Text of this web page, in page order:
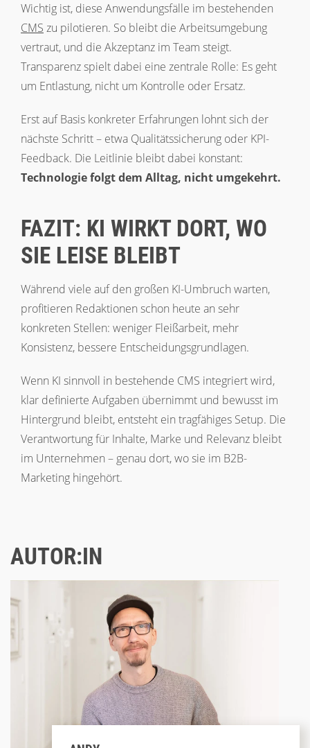
Wichtig ist, diese Anwendungsfälle im bestehenden
CMS zu pilotieren. So bleibt die Arbeitsumgebung
vertraut, und die Akzeptanz im Team steigt.
Transparenz spielt dabei eine zentrale Rolle: Es geht
um Entlastung, nicht um Kontrolle oder Ersatz.
Erst auf Basis konkreter Erfahrungen lohnt sich der
nächste Schritt – etwa Qualitätssicherung oder KPI-
Feedback. Die Leitlinie bleibt dabei konstant:
Technologie folgt dem Alltag, nicht umgekehrt.
FAZIT: KI WIRKT DORT, WO
SIE LEISE BLEIBT
Während viele auf den großen KI-Umbruch warten,
profitieren Redaktionen schon heute an sehr
konkreten Stellen: weniger Fleißarbeit, mehr
Konsistenz, bessere Entscheidungsgrundlagen.
Wenn KI sinnvoll in bestehende CMS integriert wird,
klar definierte Aufgaben übernimmt und bewusst im
Hintergrund bleibt, entsteht ein tragfähiges Setup. Die
Verantwortung für Inhalte, Marke und Relevanz bleibt
im Unternehmen – genau dort, wo sie im B2B-
Marketing hingehört.
AUTOR:IN